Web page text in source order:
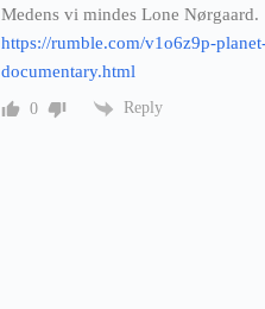
Medens vi mindes Lone Nørgaard.
https://rumble.com/v1o6z9p-
documentary.html
0 Reply